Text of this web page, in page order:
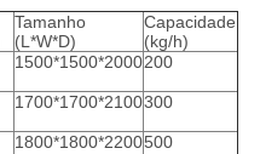
Tamanho
(L*W*D)
Capacidade
(kg/h)
1500*1500*2000200
1700*1700*2100300
1800*1800*2200500